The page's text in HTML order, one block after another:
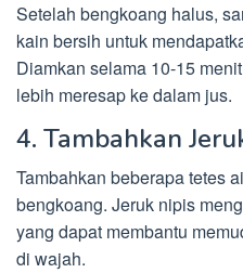
Setelah bengkoang halus,
kain bersih untuk
Diamkan selama 10-15
lebih meresap ke dalam jus.
4. Tambahkan
Tambahkan beberapa tetes
bengkoang. Jeruk nipis
yang dapat membantu
di wajah.